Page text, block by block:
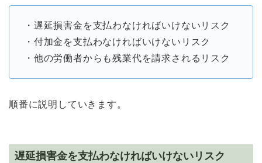
・遅延損害金を支払わなければいけないリスク
・付加金を支払わなければいけないリスク
・他の労働者からも残業代を請求されるリスク
順番に説明していきます。
遅延損害金を支払わなければいけないリスク